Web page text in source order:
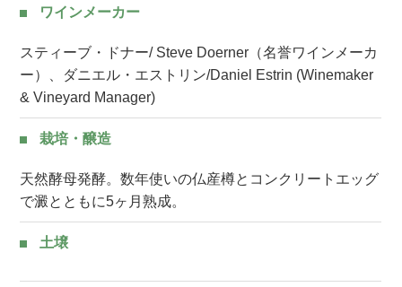
ワインメーカー
スティーブ・ドナー/ Steve Doerner（名誉ワインメーカ
ー）、ダニエル・エストリン/Daniel Estrin (Winemaker
& Vineyard Manager)
栽培・醸造
天然酵母発酵。数年使いの仏産樽とコンクリートエッグ
で澱とともに5ヶ月熟成。
土壌